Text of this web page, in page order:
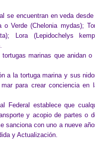
se encuentran en veda
o Verde (Chelonia mydas);
Lora (Lepidochelys
marinas que anidan o
a la tortuga marina y sus
para crear conciencia en
Federal establece que
y acopio de partes o
sanciona con uno a nueve
y Actualización.